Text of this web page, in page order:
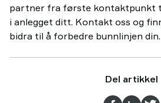
partner fra første kontaktpunkt
i anlegget ditt. Kontakt oss og
bidra til å forbedre bunnlinjen din.
Del artikkel